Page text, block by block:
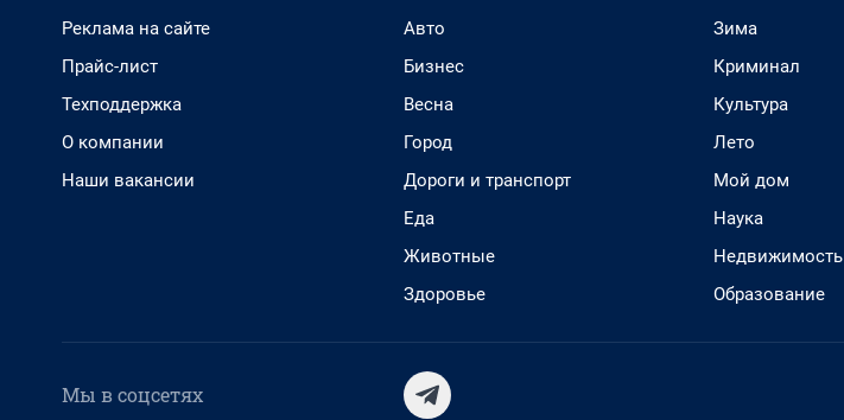
Реклама на сайте
Прайс-лист
Техподдержка
О компании
Наши вакансии
Авто
Бизнес
Весна
Город
Дороги и транспорт
Еда
Животные
Здоровье
Зима
Криминал
Культура
Лето
Мой дом
Наука
Недвижимость
Образование
Мы в соцсетях